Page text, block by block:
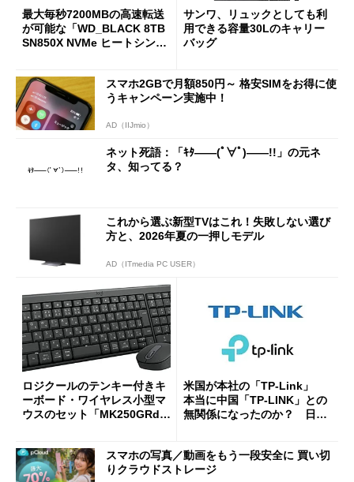
最大毎秒7200MBの高速転送
が可能な「WD_BLACK 8TB
SN850X NVMe ヒートシンク
サンワ、リュックとしても利
用できる容量30Lのキャリー
バッグ
スマホ2GBで月額850円～ 格安SIMをお得に使
うキャンペーン実施中！
AD（IIJmio）
ネット死語：「ｷﾀ――(ﾟ∀ﾟ)――!!」の元ネ
タ、知ってる？
これから選ぶ新型TVはこれ！失敗しない選び
方と、2026年夏の一押しモデル
AD（ITmedia PC USER）
ロジクールのテンキー付きキ
ーボード・ワイヤレス小型マ
ウスのセット「MK250GRd」
米国が本社の「TP-Link」
本当に中国「TP-LINK」との
無関係になったのか？ 日本
スマホの写真／動画をもう一段安全に 買い切
りクラウドストレージ